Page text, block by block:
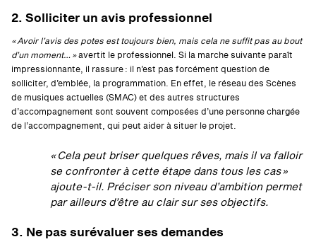
2. Solliciter un avis professionnel
« Avoir l’avis des potes est toujours bien, mais cela ne suffit pas au bout
d’un moment… »avertit le professionnel. Si la marche suivante paraît
impressionnante, il rassure : il n’est pas forcément question de
solliciter, d’emblée, la programmation. En effet, le réseau des Scènes
de musiques actuelles (SMAC) et des autres structures
d’accompagnement sont souvent composées d’une personne chargée
de l’accompagnement, qui peut aider à situer le projet.
« Cela peut briser quelques rêves, mais il va falloir
se confronter à cette étape dans tous les cas »
ajoute-t-il. Préciser son niveau d’ambition permet
par ailleurs d’être au clair sur ses objectifs.
3. Ne pas surévaluer ses demandes